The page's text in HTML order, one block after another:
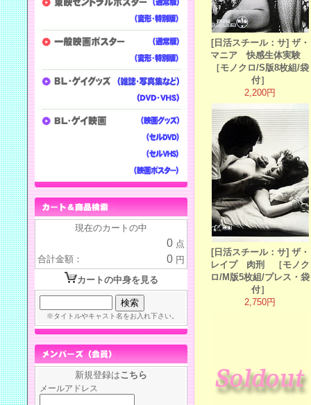
[日活スチール：サ] ザ・
マニア 快感生体実験
［モノクロ/S版8枚組/袋
付］
2,200円
[日活スチール：サ] ザ・
レイプ 肉刑 ［モノク
ロ/M版5枚組/プレス・袋
付］
2,750円
現在のカートの中
0 点
合計金額：
0 円
カートの中身を見る
※タイトルやキャスト名をお入れ下さい。
新規登録はこちら
メールアドレス